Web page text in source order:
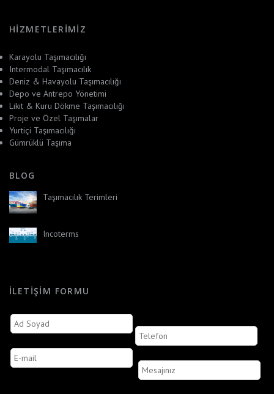
HIZMETLERIMIZ
Karayolu Taşımacılığı
Intermodal Taşımacılık
Deniz & Havayolu Taşımacılığı
Depo ve Antrepo Yönetimi
Likit & Kuru Dökme Taşımacılığı
Proje ve Özel Taşımalar
Yurtiçi Taşımacılığı
Gümrüklü Taşıma
BLOG
Taşımacılık Terimleri
Incoterms
İLETIŞIM FORMU